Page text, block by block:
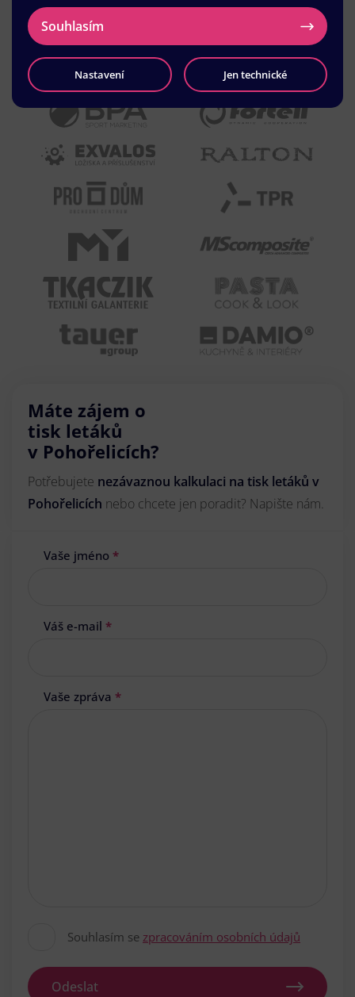
Máte zájem o
tisk letáků
v Pohořelicích?
Potřebujete nezávaznou kalkulaci na tisk letáků v
Pohořelicích nebo chcete jen poradit? Napište nám.
Vaše jméno *
Váš e-mail *
Vaše zpráva *
Souhlasím se zpracováním osobních údajů
Odeslat
Souhlasím
Nastavení Jen technické